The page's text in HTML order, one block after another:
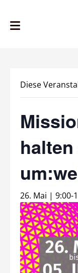
Diese
26. Mai | 9:00-